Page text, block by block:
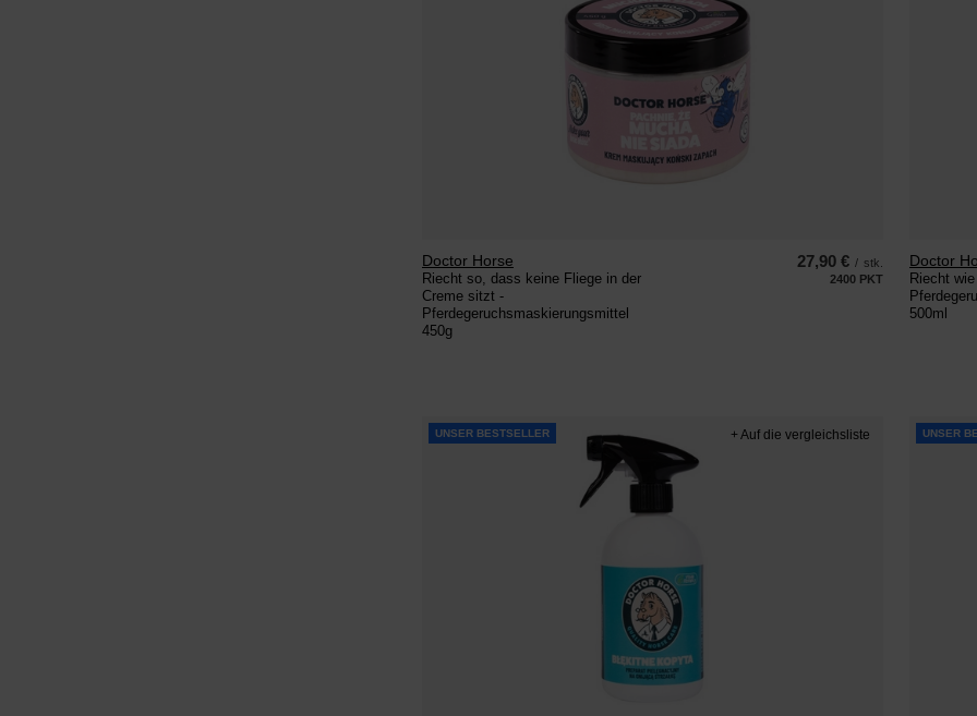
Doctor Horse
Riecht so, dass keine Fliege in der
Creme sitzt -
Pferdegeruchsmaskierungsmittel
450g
27,90 € / stk.
2400 PKT Punkte
Doctor
Riecht
500ml
UNSER BESTSELLER + Auf die vergleichsliste UNSER